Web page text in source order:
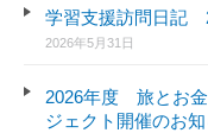
学習支援訪問日記
2026年5月31日
2026年度 旅とお金
ジェクト開催のお